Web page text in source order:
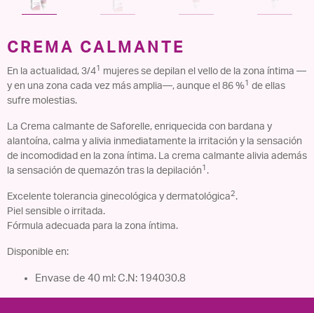
CREMA CALMANTE
En la actualidad, 3/41
mujeres se depilan el vello de la zona íntima —
y en una zona cada vez más amplia—, aunque el 86 %1
de ellas
sufre molestias.
La Crema calmante de Saforelle, enriquecida con bardana y
alantoína, calma y alivia inmediatamente la irritación y la sensación
de incomodidad en la zona íntima. La crema calmante alivia además
la sensación de quemazón tras la depilación 1 .
Excelente tolerancia ginecológica y dermatológica2 .
Piel sensible o irritada.
Fórmula adecuada para la zona íntima.
Disponible en:
Envase de 40 ml: C.N: 194030.8